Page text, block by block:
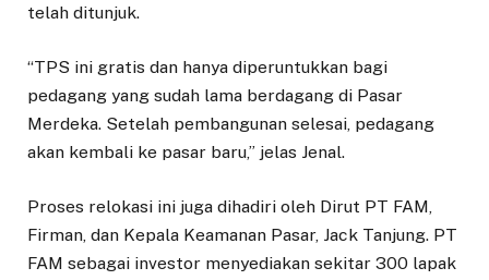
telah ditunjuk.
“TPS ini gratis dan hanya diperuntukkan bagi
pedagang yang sudah lama berdagang di Pasar
Merdeka. Setelah pembangunan selesai, pedagang
akan kembali ke pasar baru,” jelas Jenal.
Proses relokasi ini juga dihadiri oleh Dirut PT FAM,
Firman, dan Kepala Keamanan Pasar, Jack Tanjung. PT
FAM sebagai investor menyediakan sekitar 300 lapak